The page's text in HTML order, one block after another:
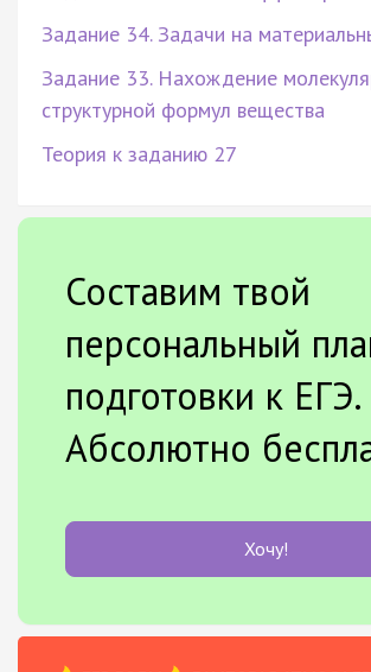
Задание 34. Задачи на
Задание 33. Нахождение
структурной формул вещества
Теория к заданию 27
Составим твой
персональный
подготовки к ЕГЭ.
Абсолютно
Хочу!